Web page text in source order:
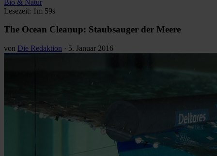
Bio & Natur
Lesezeit: 1m 59s
The Ocean Cleanup: Staubsauger der Meere
von Die Redaktion · 5. Januar 2016